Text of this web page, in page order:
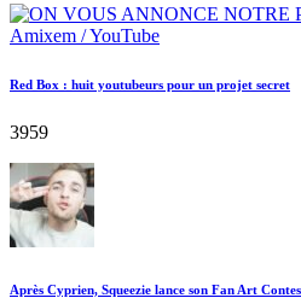
Red Box : huit youtubeurs pour un projet secret
3959
Après Cyprien, Squeezie lance son Fan Art